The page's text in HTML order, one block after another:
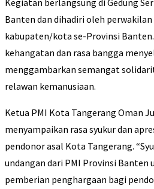
Kegiatan berlangsung di Gedung
Banten dan dihadiri oleh
kabupaten/kota se-Provinsi Banten.
kehangatan dan rasa bangga
menggambarkan semangat
relawan kemanusiaan.
Ketua PMI Kota Tangerang Oman
menyampaikan rasa syukur dan
pendonor asal Kota Tangerang.
undangan dari PMI Provinsi Banten
pemberian penghargaan bagi